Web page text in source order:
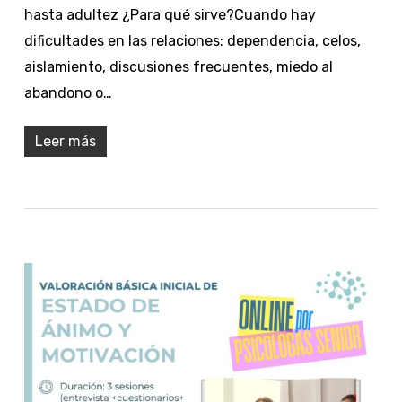
hasta adultez ¿Para qué sirve?Cuando hay
dificultades en las relaciones: dependencia, celos,
aislamiento, discusiones frecuentes, miedo al
abandono o…
Leer más